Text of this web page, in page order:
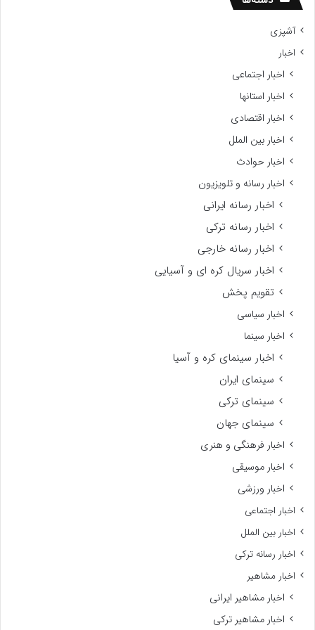
آشپزی
اخبار
اخبار اجتماعی
اخبار استانها
اخبار اقتصادی
اخبار بین الملل
اخبار حوادث
اخبار رسانه و تلویزیون
اخبار رسانه ایرانی
اخبار رسانه ترکی
اخبار رسانه خارجی
اخبار سریال کره ای و آسیایی
تقویم پخش
اخبار سیاسی
اخبار سینما
اخبار سینمای کره و آسیا
سینمای ایران
سینمای ترکی
سینمای جهان
اخبار فرهنگی و هنری
اخبار موسیقی
اخبار ورزشی
اخبار اجتماعی
اخبار بین الملل
اخبار رسانه ترکی
اخبار مشاهیر
اخبار مشاهیر ایرانی
اخبار مشاهیر ترکی